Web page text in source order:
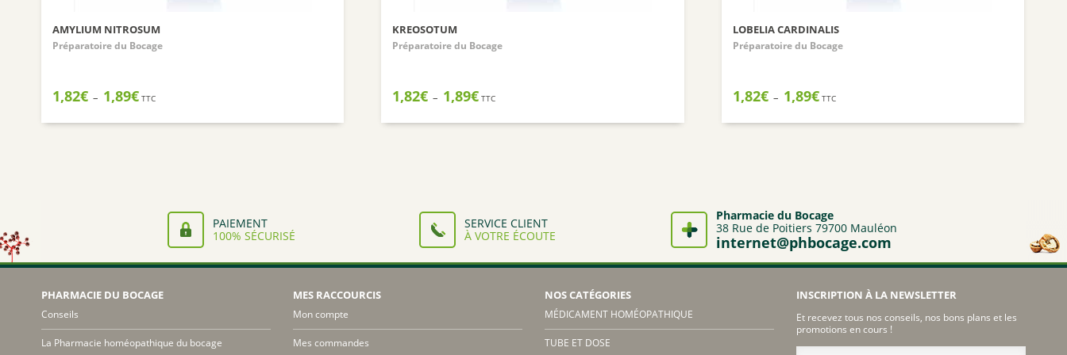
EPITACT
PRESCRIPTION NATURE
MUSC INTIME
PILEGE
SANTAROME
AMYLIUM NITROSUM
Préparatoire du Bocage
1,82€ – 1,89€Plage
prix :
TTC
KREOSOTUM
Préparatoire du Bocage
1,82€ – 1,89€Plage
prix :
TTC
LOBELIA CARDINALIS
Préparatoire du Bocage
1,82€ – 1,89€Plage
prix :
TTC
PAIEMENT
100% SÉCURISÉ
SERVICE CLIENT
À VOTRE ÉCOUTE
Pharmacie du Bocage
38 Rue de Poitiers 79700 Mauléon
internet@phbocage.com
PHARMACIE DU BOCAGE
Conseils
La Pharmacie homéopathique du bocage
MES RACCOURCIS
Mon compte
Mes commandes
NOS CATÉGORIES
MÉDICAMENT HOMÉOPATHIQUE
TUBE ET DOSE
INSCRIPTION À LA NEWSLETTER
Et recevez tous nos conseils, nos bons plans et les
promotions en cours !